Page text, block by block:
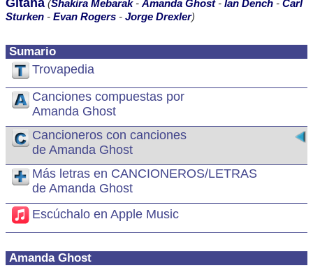
Sumario
Trovapedia
Canciones compuestas por
Amanda Ghost
Cancioneros con canciones
de Amanda Ghost
Más letras en CANCIONEROS/LETRAS
de Amanda Ghost
Escúchalo en Apple Music
Amanda Ghost
Gitana (Shakira Mebarak- Amanda Ghost- Ian Dench - Carl
Sturken - Evan Rogers - Jorge Drexler)